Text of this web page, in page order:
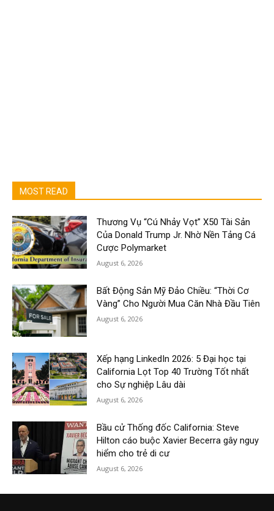
MOST READ
Thương Vụ “Cú Nhảy Vọt” X50 Tài Sản
Của Donald Trump Jr. Nhờ Nền Tảng Cá
Cược Polymarket
August 6, 2026
Bất Động Sản Mỹ Đảo Chiều: “Thời Cơ
Vàng” Cho Người Mua Căn Nhà Đầu Tiên
August 6, 2026
Xếp hạng LinkedIn 2026: 5 Đại học tại
California Lọt Top 40 Trường Tốt nhất
cho Sự nghiệp Lâu dài
August 6, 2026
Bầu cử Thống đốc California: Steve
Hilton cáo buộc Xavier Becerra gây nguy
hiểm cho trẻ di cư
August 6, 2026